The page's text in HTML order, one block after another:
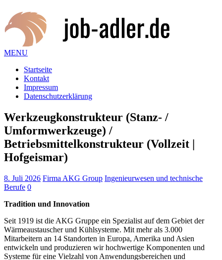
MENU
Startseite
Kontakt
Impressum
Datenschutzerklärung
Werkzeugkonstrukteur (Stanz- /
Umformwerkzeuge) /
Betriebsmittelkonstrukteur (Vollzeit |
Hofgeismar)
8. Juli 2026 Firma AKG Group Ingenieurwesen und technische
Berufe 0
Tradition und Innovation
Seit 1919 ist die AKG Gruppe ein Spezialist auf dem Gebiet der
Wärmeaustauscher und Kühlsysteme. Mit mehr als 3.000
Mitarbeitern an 14 Standorten in Europa, Amerika und Asien
entwickeln und produzieren wir hochwertige Komponenten und
Systeme für eine Vielzahl von Anwendungsbereichen und